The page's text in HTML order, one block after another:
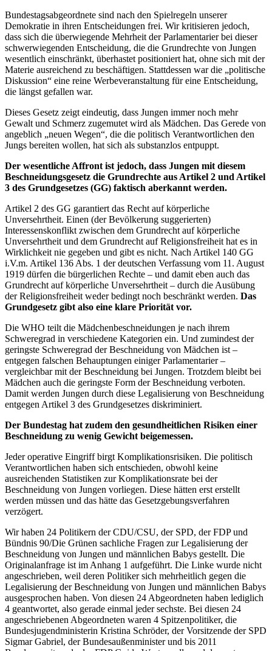
Bundestagsabgeordnete sind nach den Spielregeln unserer
Demokratie in ihren Entscheidungen frei. Wir kritisieren jedoch,
dass sich die überwiegende Mehrheit der Parlamentarier bei dieser
schwerwiegenden Entscheidung, die die Grundrechte von Jungen
wesentlich einschränkt, überhastet positioniert hat, ohne sich mit der
Materie ausreichend zu beschäftigen. Stattdessen war die „politische
Diskussion“ eine reine Werbeveranstaltung für eine Entscheidung,
die längst gefallen war.
Dieses Gesetz zeigt eindeutig, dass Jungen immer noch mehr
Gewalt und Schmerz zugemutet wird als Mädchen. Das Gerede von
angeblich „neuen Wegen“, die die politisch Verantwortlichen den
Jungs bereiten wollen, hat sich als substanzlos entpuppt.
Der wesentliche Affront ist jedoch, dass Jungen mit diesem
Beschneidungsgesetz die Grundrechte aus Artikel 2 und Artikel
3 des Grundgesetzes (GG) faktisch aberkannt werden.
Artikel 2 des GG garantiert das Recht auf körperliche
Unversehrtheit. Einen (der Bevölkerung suggerierten)
Interessenskonflikt zwischen dem Grundrecht auf körperliche
Unversehrtheit und dem Grundrecht auf Religionsfreiheit hat es in
Wirklichkeit nie gegeben und gibt es nicht. Nach Artikel 140 GG
i.V.m. Artikel 136 Abs. 1 der deutschen Verfassung vom 11. August
1919 dürfen die bürgerlichen Rechte – und damit eben auch das
Grundrecht auf körperliche Unversehrtheit – durch die Ausübung
der Religionsfreiheit weder bedingt noch beschränkt werden. Das
Grundgesetz gibt also eine klare Priorität vor.
Die WHO teilt die Mädchenbeschneidungen je nach ihrem
Schweregrad in verschiedene Kategorien ein. Und zumindest der
geringste Schweregrad der Beschneidung von Mädchen ist –
entgegen falschen Behauptungen einiger Parlamentarier –
vergleichbar mit der Beschneidung bei Jungen. Trotzdem bleibt bei
Mädchen auch die geringste Form der Beschneidung verboten.
Damit werden Jungen durch diese Legalisierung von Beschneidung
entgegen Artikel 3 des Grundgesetzes diskriminiert.
Der Bundestag hat zudem den gesundheitlichen Risiken einer
Beschneidung zu wenig Gewicht beigemessen.
Jeder operative Eingriff birgt Komplikationsrisiken. Die politisch
Verantwortlichen haben sich entschieden, obwohl keine
ausreichenden Statistiken zur Komplikationsrate bei der
Beschneidung von Jungen vorliegen. Diese hätten erst erstellt
werden müssen und das hätte das Gesetzgebungsverfahren
verzögert.
Wir haben 24 Politikern der CDU/CSU, der SPD, der FDP und
Bündnis 90/Die Grünen sachliche Fragen zur Legalisierung der
Beschneidung von Jungen und männlichen Babys gestellt. Die
Originalanfrage ist im Anhang 1 aufgeführt. Die Linke wurde nicht
angeschrieben, weil deren Politiker sich mehrheitlich gegen die
Legalisierung der Beschneidung von Jungen und männlichen Babys
ausgesprochen haben. Von diesen 24 Abgeordneten haben lediglich
4 geantwortet, also gerade einmal jeder sechste. Bei diesen 24
angeschriebenen Abgeordneten waren 4 Spitzenpolitiker, die
Bundesjugendministerin Kristina Schröder, der Vorsitzende der SPD
Sigmar Gabriel, der Bundesaußenminister und bis 2011